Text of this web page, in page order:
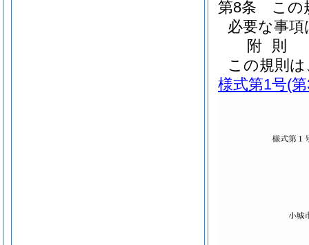
第8条
この
必要な事
附 則
この規則
様式第1号(